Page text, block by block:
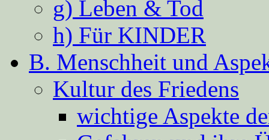
g) Leben & Tod
h) Für KINDER
B. Menschheit und
Kultur des Friedens
wichtige Aspekte